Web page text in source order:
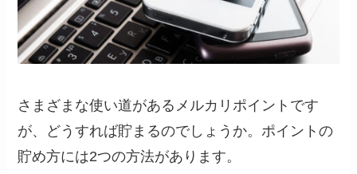
さまざまな使い道があるメルカリポイントです
が、どうすれば貯まるのでしょうか。ポイントの
貯め方には2つの方法があります。